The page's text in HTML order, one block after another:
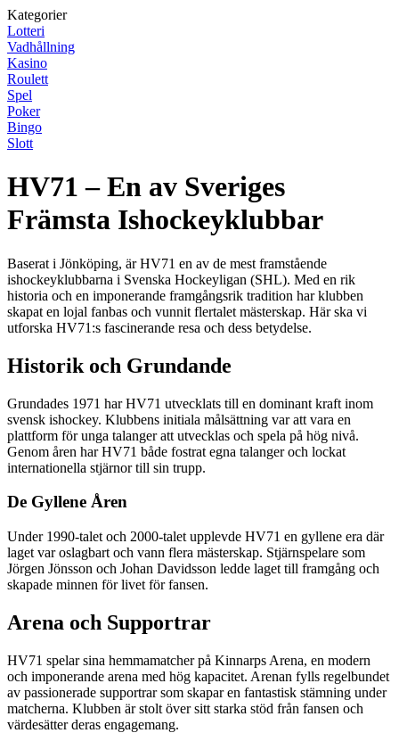
Kategorier
Lotteri
Vadhållning
Kasino
Roulett
Spel
Poker
Bingo
Slott
HV71 – En av Sveriges
Främsta Ishockeyklubbar
Baserat i Jönköping, är HV71 en av de mest framstående
ishockeyklubbarna i Svenska Hockeyligan (SHL). Med en rik
historia och en imponerande framgångsrik tradition har klubben
skapat en lojal fanbas och vunnit flertalet mästerskap. Här ska vi
utforska HV71:s fascinerande resa och dess betydelse.
Historik och Grundande
Grundades 1971 har HV71 utvecklats till en dominant kraft inom
svensk ishockey. Klubbens initiala målsättning var att vara en
plattform för unga talanger att utvecklas och spela på hög nivå.
Genom åren har HV71 både fostrat egna talanger och lockat
internationella stjärnor till sin trupp.
De Gyllene Åren
Under 1990-talet och 2000-talet upplevde HV71 en gyllene era där
laget var oslagbart och vann flera mästerskap. Stjärnspelare som
Jörgen Jönsson och Johan Davidsson ledde laget till framgång och
skapade minnen för livet för fansen.
Arena och Supportrar
HV71 spelar sina hemmamatcher på Kinnarps Arena, en modern
och imponerande arena med hög kapacitet. Arenan fylls regelbundet
av passionerade supportrar som skapar en fantastisk stämning under
matcherna. Klubben är stolt över sitt starka stöd från fansen och
värdesätter deras engagemang.